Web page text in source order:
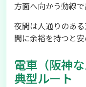
方面へ向かう動線
夜間は人通りのあ
間に余裕を持つと安
電車（阪神
典型ルート